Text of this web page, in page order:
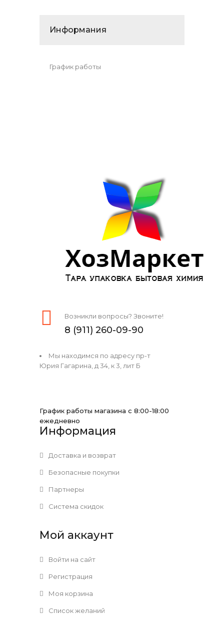
Информания
График работы
Возникли вопросы? Звоните!
8 (911) 260-09-90
Мы находимся по адресу пр-т
Юрия Гагарина, д 34, к 3, лит Б
График работы магазина с 8:00-18:00
ежедневно
Информация
Доставка и возврат
Безопасные покупки
Партнеры
Система скидок
Мой аккаунт
Войти на сайт
Регистрация
Моя корзина
Список желаний